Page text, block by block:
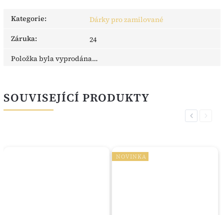
Kategorie:
Dárky pro zamilované
Záruka:
24
Položka byla vyprodána…
SOUVISEJÍCÍ PRODUKTY
Previous
NOVINKA
Next